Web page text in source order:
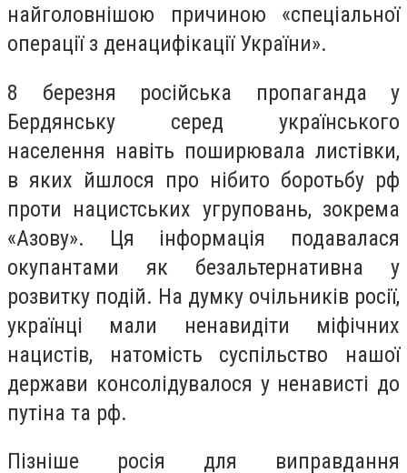
найголовнішою причиною «спеціальної
операції з денацифікації України».
8 березня російська пропаганда у
Бердянську серед українського
населення навіть поширювала листівки,
в яких йшлося про нібито боротьбу рф
проти нацистських угруповань, зокрема
«Азову». Ця інформація подавалася
окупантами як безальтернативна у
розвитку подій. На думку очільників росії,
українці мали ненавидіти міфічних
нацистів, натомість суспільство нашої
держави консолідувалося у ненависті до
путіна та рф.
Пізніше росія для виправдання